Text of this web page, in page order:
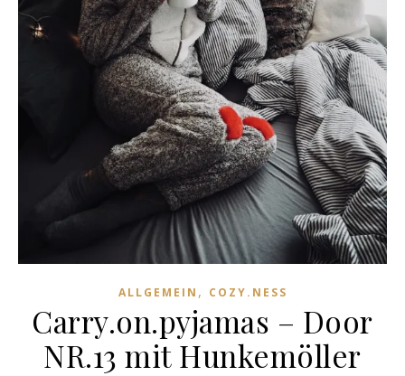
ALLGEMEIN , COZY.NESS
Carry.on.pyjamas – Door
NR.13 mit Hunkemöller